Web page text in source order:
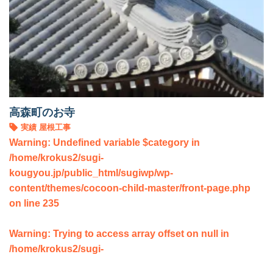
高森町のお寺
実績 屋根工事
Warning: Undefined variable $category in
/home/krokus2/sugi-
kougyou.jp/public_html/sugiwp/wp-
content/themes/cocoon-child-master/front-page.php
on line 235
Warning: Trying to access array offset on null in
/home/krokus2/sugi-